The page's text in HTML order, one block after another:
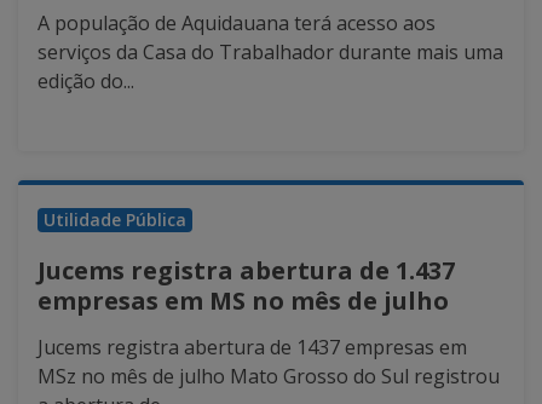
A população de Aquidauana terá acesso aos
serviços da Casa do Trabalhador durante mais uma
edição do...
Utilidade Pública
Jucems registra abertura de 1.437
empresas em MS no mês de julho
Jucems registra abertura de 1437 empresas em
MSz no mês de julho Mato Grosso do Sul registrou